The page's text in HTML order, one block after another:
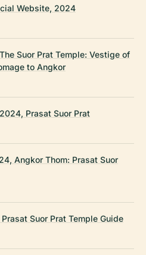
Website, 2024
Suor Prat Temple: Vestige of
to Angkor
Prasat Suor Prat
Angkor Thom: Prasat Suor
Suor Prat Temple Guide